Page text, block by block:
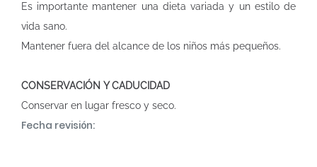
Es importante mantener una dieta variada y un estilo de
vida sano.
Mantener fuera del alcance de los niños más pequeños.
CONSERVACIÓN Y CADUCIDAD
Conservar en lugar fresco y seco.
Fecha revisión: